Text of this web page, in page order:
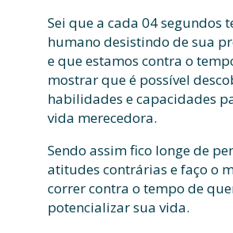
Sei que a cada 04 segundos
humano desistindo de sua
e que estamos contra o
mostrar que é possível
habilidades e capacidades
vida merecedora.
Sendo assim fico longe de
atitudes contrárias e faço o
correr contra o tempo de
potencializar sua vida.